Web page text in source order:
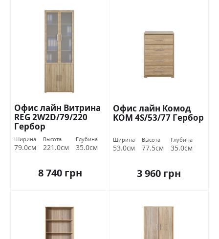
Офис лайн Витрина
REG 2W2D/79/220
Гербор
Ширина
79.0см
Высота
221.0см
Глубина
35.0см
8 740 грн
Офис лайн Комод
KOМ 4S/53/77 Гербор
Ширина
53.0см
Высота
77.5см
Глубина
35.0см
3 960 грн